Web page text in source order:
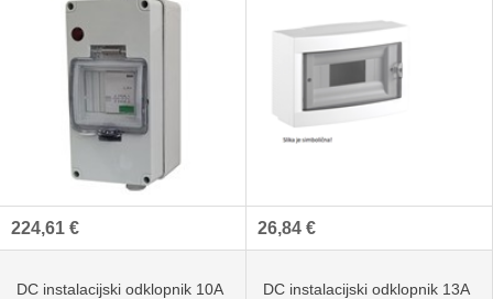
224,61 € 26,84 €
DC instalacijski odklopnik 10A
DC instalacijski odklopnik 13A